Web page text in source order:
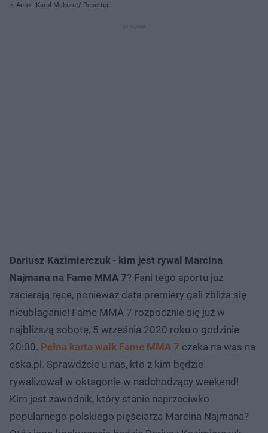
Autor: Karol Makurat/ Reporter
Dariusz Kazimierczuk - kim jest rywal Marcina
Najmana na Fame MMA 7? Fani tego sportu już
zacierają ręce, ponieważ data premiery gali zbliża się
nieubłaganie! Fame MMA 7 rozpocznie się już w
najbliższą sobotę, 5 września 2020 roku o godzinie
20:00. Pełna karta walk Fame MMA 7 czeka na was na
eska.pl. Sprawdźcie u nas, kto z kim będzie
rywalizował w oktagonie w nadchodzący weekend!
Kim jest zawodnik, który stanie naprzeciwko
popularnego polskiego pięściarza Marcina Najmana?